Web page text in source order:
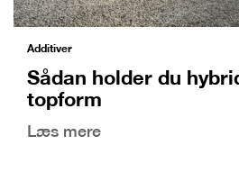
Additiver
Sådan holder du
topform
Læs mere